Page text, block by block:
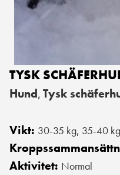
TYSK
Hund, Tysk
Vikt: 30-35 kg, 35-40 kg
Aktivitet: Normal